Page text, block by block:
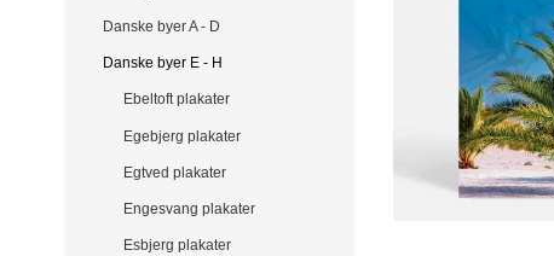
Danske byer A - D
Danske byer E - H
Ebeltoft plakater
Egebjerg plakater
Egtved plakater
Engesvang plakater
Esbjerg plakater